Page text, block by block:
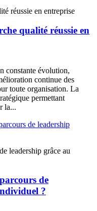
réussie en entreprise
qualité réussie en
constante évolution,
continue des
toute organisation. La
permettant
la...
leadership grâce au
de
?